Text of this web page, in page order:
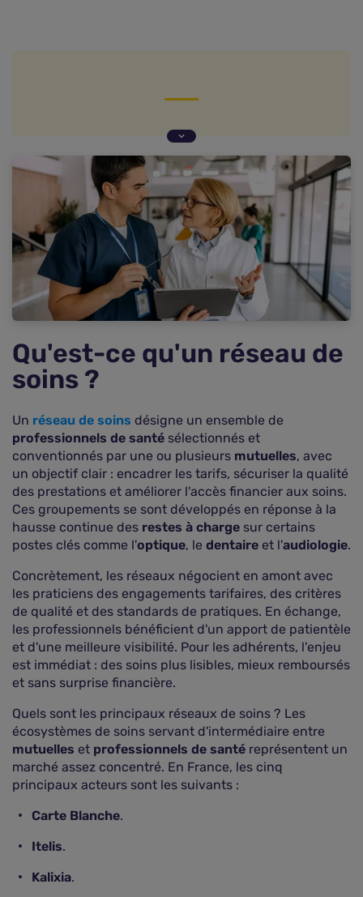
Quels sont les avantages concrets pour les
assurés ?
Comment fonctionnent les partenariats entre
mutuelles et réseaux de soins ?
Comment s'effectue le remboursement auprès
d'un partenaire de votre mutuelle ?
FAQ – Mutuelle et réseaux de soins
Qu'est-ce qu'un réseau de
soins ?
Un réseau de soins désigne un ensemble de
professionnels de santé sélectionnés et
conventionnés par une ou plusieurs mutuelles, avec
un objectif clair : encadrer les tarifs, sécuriser la qualité
des prestations et améliorer l'accès financier aux soins.
Ces groupements se sont développés en réponse à la
hausse continue des restes à charge sur certains
postes clés comme l'optique, le dentaire et l'audiologie.
Concrètement, les réseaux négocient en amont avec
les praticiens des engagements tarifaires, des critères
de qualité et des standards de pratiques. En échange,
les professionnels bénéficient d'un apport de patientèle
et d'une meilleure visibilité. Pour les adhérents, l'enjeu
est immédiat : des soins plus lisibles, mieux remboursés
et sans surprise financière.
Quels sont les principaux réseaux de soins ? Les
écosystèmes de soins servant d'intermédiaire entre
mutuelles et professionnels de santé représentent un
marché assez concentré. En France, les cinq
principaux acteurs sont les suivants :
Carte Blanche.
Itelis.
Kalixia.